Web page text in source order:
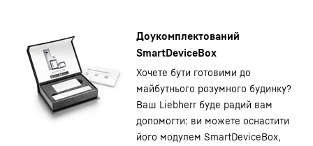
Доукомплектований
SmartDeviceBox
Хочете бути готовими до
майбутнього розумного будинку?
Ваш Liebherr буде радий вам
допомогти: ви можете оснастити
його модулем SmartDeviceBox,